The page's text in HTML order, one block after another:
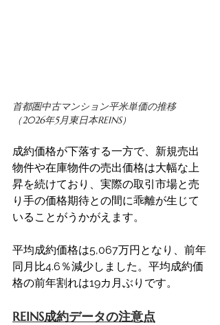
首都圏中古マンション平米単価の推移
（2026年5月東日本REINS）
成約価格が下落する一方で、新規売出
物件や在庫物件の売出価格は大幅な上
昇を続けており、実際の取引市場と売
り手の価格期待との間に乖離が生じて
いることがうかがえます。
平均成約価格は5,067万円となり、前年
同月比4.6％減少しました。平均成約価
格の前年割れは19カ月ぶりです。
REINS成約データの注意点